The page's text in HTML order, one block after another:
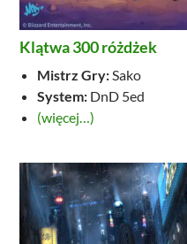
Klątwa 300 różdżek
Mistrz Gry:Sako
System: DnD 5ed
(więcej…)